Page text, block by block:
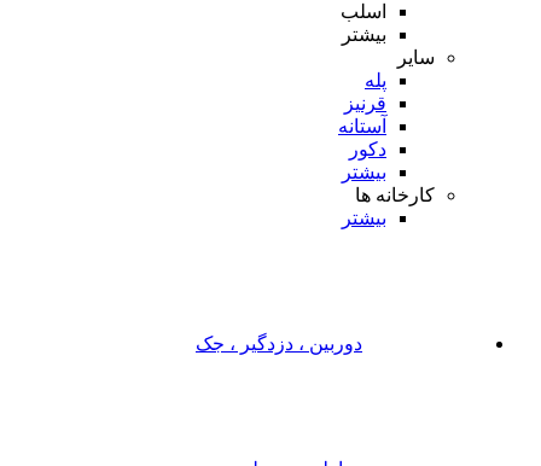
اسلب
بیشتر
سایر
پله
قرنیز
آستانه
دکور
بیشتر
کارخانه ها
بیشتر
دوربین ، دزدگیر ، جک